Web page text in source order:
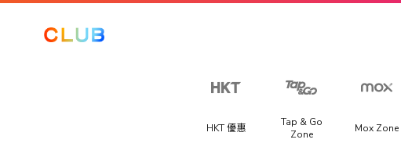
HKT 優惠
Tap & Go
Zone
Mox Zone